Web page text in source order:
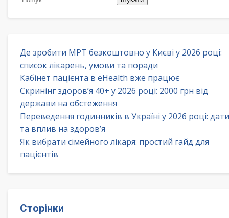
Де зробити МРТ безкоштовно у Києві у 2026 році:
список лікарень, умови та поради
Кабінет пацієнта в eHealth вже працює
Скринінг здоров’я 40+ у 2026 році: 2000 грн від
держави на обстеження
Переведення годинників в Україні у 2026 році: дати
та вплив на здоров’я
Як вибрати сімейного лікаря: простий гайд для
пацієнтів
Сторінки